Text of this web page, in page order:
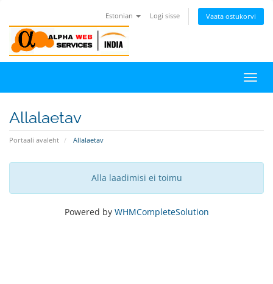
Estonian Logi sisse Vaata ostukorvi
Allalaetav
Portaali avaleht Allalaetav
Alla laadimisi ei toimu
Powered by WHMCompleteSolution